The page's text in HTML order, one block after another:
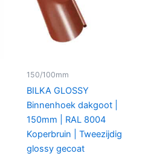
150/100mm
BILKA GLOSSY
Binnenhoek dakgoot |
150mm | RAL 8004
Koperbruin | Tweezijdig
glossy gecoat